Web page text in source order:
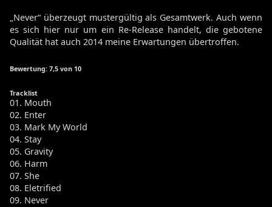
„Never“ überzeugt mustergültig als Gesamtwerk. Auch wenn
es sich hier nur um ein Re-Release handelt, die gebotene
Qualität hat auch 2014 meine Erwartungen übertroffen.
Bewertung: 7,5 von 10
Tracklist
01. Mouth
02. Enter
03. Mark My World
04. Stay
05. Gravity
06. Harm
07. She
08. Eletrified
09. Never